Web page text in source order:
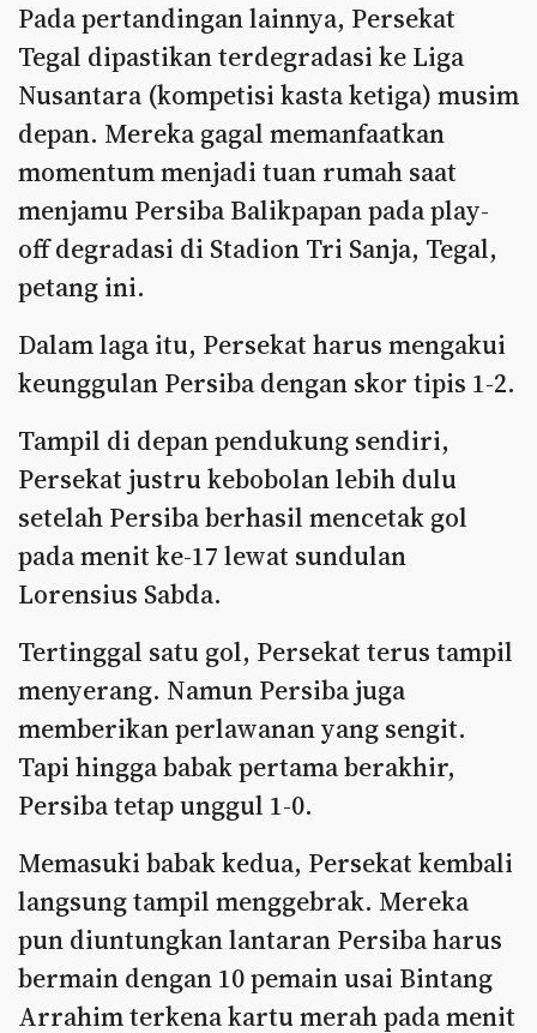
Pada pertandingan lainnya, Persekat
Tegal dipastikan terdegradasi ke Liga
Nusantara (kompetisi kasta ketiga) musim
depan. Mereka gagal memanfaatkan
momentum menjadi tuan rumah saat
menjamu Persiba Balikpapan pada play-
off degradasi di Stadion Tri Sanja, Tegal,
petang ini.
Dalam laga itu, Persekat harus mengakui
keunggulan Persiba dengan skor tipis 1-2.
Tampil di depan pendukung sendiri,
Persekat justru kebobolan lebih dulu
setelah Persiba berhasil mencetak gol
pada menit ke-17 lewat sundulan
Lorensius Sabda.
Tertinggal satu gol, Persekat terus tampil
menyerang. Namun Persiba juga
memberikan perlawanan yang sengit.
Tapi hingga babak pertama berakhir,
Persiba tetap unggul 1-0.
Memasuki babak kedua, Persekat kembali
langsung tampil menggebrak. Mereka
pun diuntungkan lantaran Persiba harus
bermain dengan 10 pemain usai Bintang
Arrahim terkena kartu merah pada menit